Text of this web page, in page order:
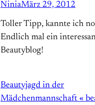
NiniaMärz 29, 2012
Toller Tipp, kannte ich
Endlich mal ein
Beautyblog!
Beautyjagd in der
Mädchenmannschaft «